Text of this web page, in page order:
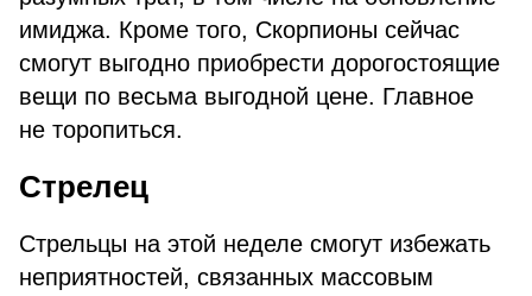
имиджа. Кроме того, Скорпионы сейчас
смогут выгодно приобрести дорогостоящие
вещи по весьма выгодной цене. Главное
не торопиться.
Стрелец
Стрельцы на этой неделе смогут избежать
неприятностей, связанных массовым